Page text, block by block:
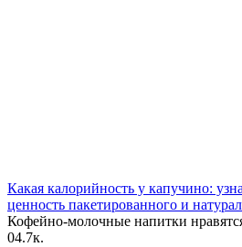
Какая калорийность у капучино:
ценность пакетированного и
Кофейно-молочные напитки
04.7к.